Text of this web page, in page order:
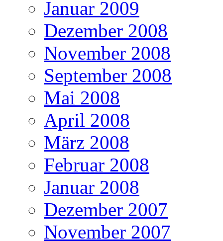
Januar 2009
Dezember 2008
November 2008
September 2008
Mai 2008
April 2008
März 2008
Februar 2008
Januar 2008
Dezember 2007
November 2007